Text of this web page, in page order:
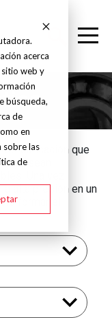
acerca
sitio web y
búsqueda,
de
en
sobre las
de
fabricación que
ya sean
Una vez
a alta presión en un
formar el